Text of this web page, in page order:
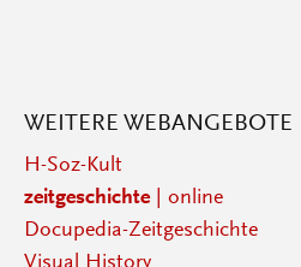
WEITERE WEBANGEBOTE
H-Soz-Kult
zeitgeschichte| online
Docupedia-Zeitgeschichte